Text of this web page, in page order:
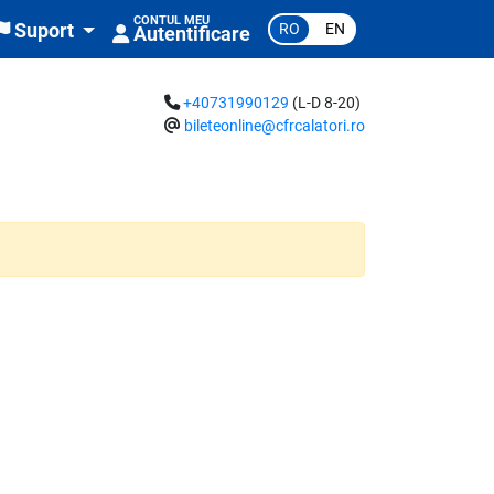
Suport CONTUL MEU
Autentificare RO EN
+40731990129 (L-D 8-20)
bileteonline@cfrcalatori.ro